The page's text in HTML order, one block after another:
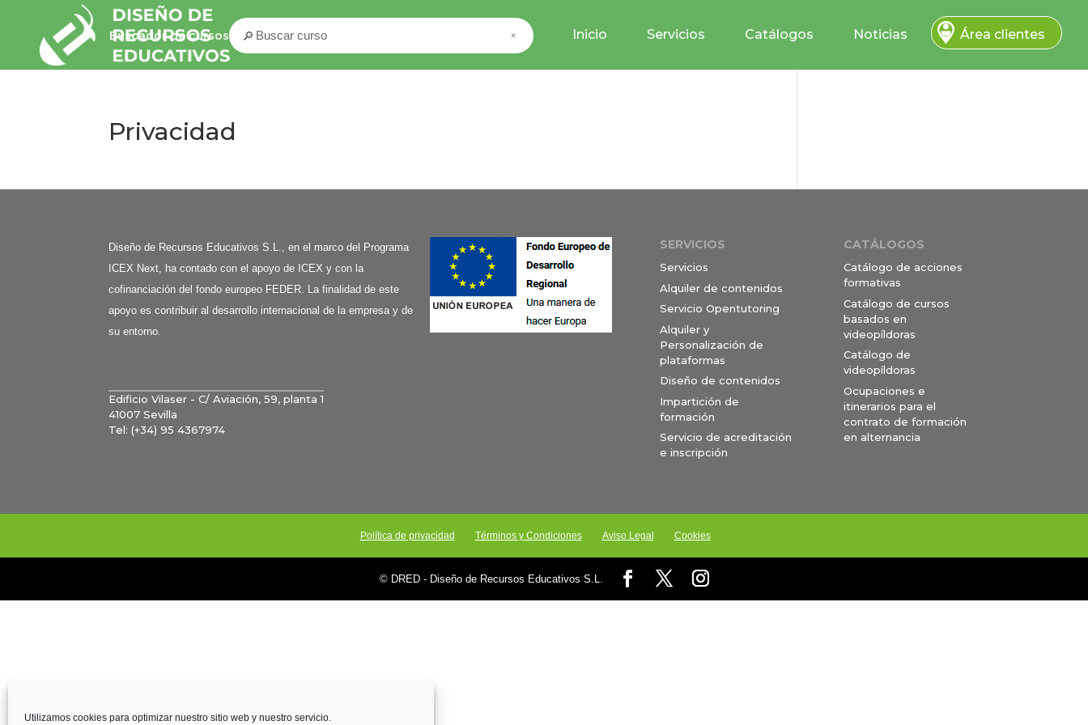
Utilizamos cookies para optimizar nuestro sitio web y nuestro servicio.
Buscador de cursos 🔎 × Inicio Servicios Catálogos Noticias Área clientes
Privacidad
Diseño de Recursos Educativos S.L., en el marco del Programa
ICEX Next, ha contado con el apoyo de ICEX y con la
cofinanciación del fondo europeo FEDER. La finalidad de este
apoyo es contribuir al desarrollo internacional de la empresa y de
su entorno.
Edificio Vilaser - C/ Aviación, 59, planta 1
41007 Sevilla
Tel: (+34) 95 4367974
SERVICIOS
Servicios
Alquiler de contenidos
Servicio Opentutoring
Alquiler y
Personalización de
plataformas
Diseño de contenidos
Impartición de
formación
Servicio de acreditación
e inscripción
CATÁLOGOS
Catálogo de acciones
formativas
Catálogo de cursos
basados en
videopíldoras
Catálogo de
videopíldoras
Ocupaciones e
itinerarios para el
contrato de formación
en alternancia
Política de privacidad Términos y Condiciones Aviso Legal Cookies
© DRED - Diseño de Recursos Educativos S.L.